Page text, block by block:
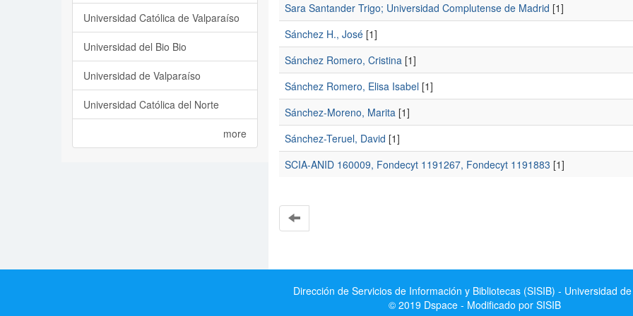
Sara Santander Trigo; Universidad Complutense de Madrid [1]
Sánchez H., José[1]
Sánchez Romero, Cristina[1]
Sánchez Romero, Elisa Isabel[1]
Sánchez-Moreno, Marita[1]
Sánchez-Teruel, David [1]
SCIA-ANID 160009, Fondecyt 1191267, Fondecyt 1191883 [1]
Universidad Católica de Valparaíso
Universidad del Bio Bio
Universidad de Valparaíso
Universidad Católica del Norte
more
Dirección de Servicios de Información y Bibliotecas (SISIB) - Universidad
© 2019 Dspace - Modificado por SISIB